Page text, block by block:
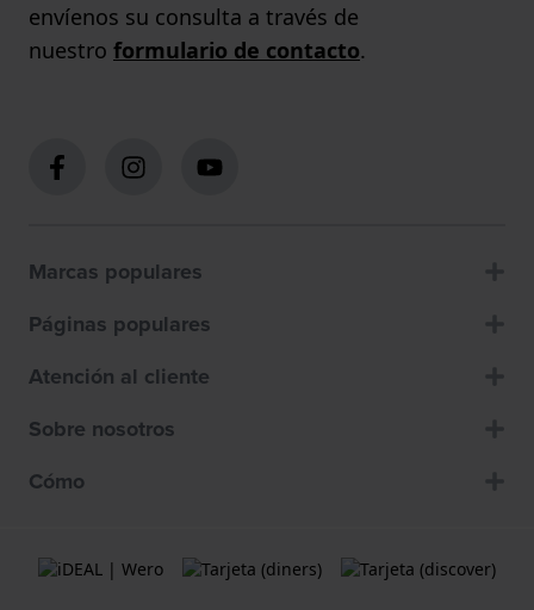
envíenos su consulta a través de
nuestro formulario de contacto.
Marcas populares
Páginas populares
Atención al cliente
Sobre nosotros
Cómo